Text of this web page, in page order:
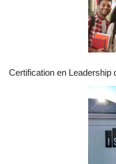
Certification en Leadership